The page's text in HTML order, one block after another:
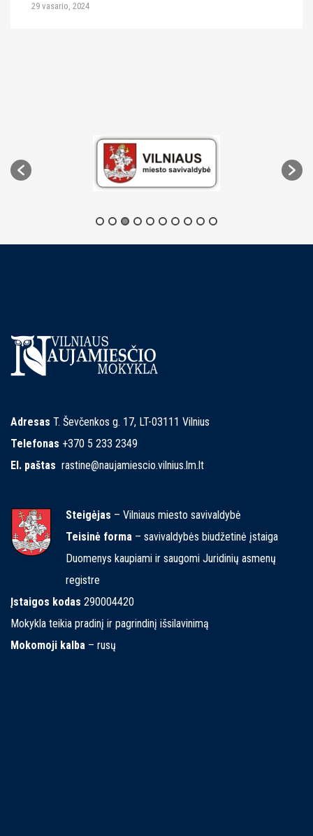
29 vasario, 2024
Adresas T. Ševčenkos g. 17, LT-03111 Vilnius
Telefonas +370 5 233 2349
El. paštas rastine@naujamiescio.vilnius.lm.lt
Steigėjas – Vilniaus miesto savivaldybė
Teisinė forma – savivaldybės biudžetinė įstaiga
Duomenys kaupiami ir saugomi Juridinių asmenų
registre
Įstaigos kodas 290004420
Mokykla teikia pradinį ir pagrindinį išsilavinimą
Mokomoji kalba – rusų